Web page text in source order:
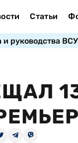
Статьи
и руководства ВСУ